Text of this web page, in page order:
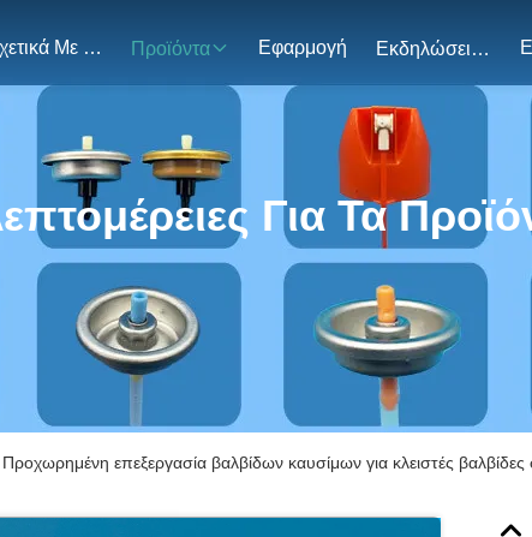
Σχετικά Με Εμάς Προϊόντα Εφαρμογή Εκδηλώσεις
Για Τα
Προχωρημένη επεξεργασία βαλβίδων καυσίμων για κλειστές βαλβίδες